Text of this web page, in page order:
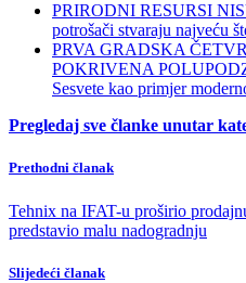
PRIRODNI RESURSI
potrošači stvaraju najveću
PRVA GRADSKA
POKRIVENA
Sesvete kao primjer
Pregledaj sve članke unutar
Prethodni članak
Tehnix na IFAT-u proširio
predstavio malu nadogradnju
Slijedeći članak